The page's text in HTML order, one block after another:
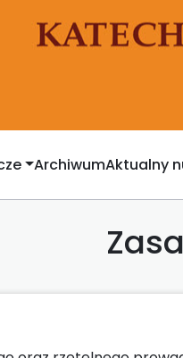
ArchiwumAktualny